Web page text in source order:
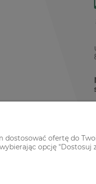
ofertę do
opcję "Dostosuj